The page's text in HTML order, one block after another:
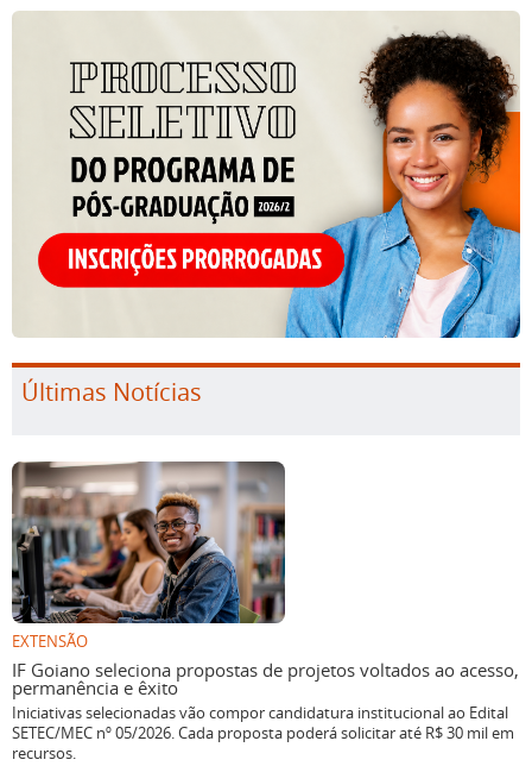
Últimas Notícias
EXTENSÃO
IF Goiano seleciona propostas de projetos voltados ao acesso,
permanência e êxito
Iniciativas selecionadas vão compor candidatura institucional ao Edital
SETEC/MEC nº 05/2026. Cada proposta poderá solicitar até R$ 30 mil em
recursos.